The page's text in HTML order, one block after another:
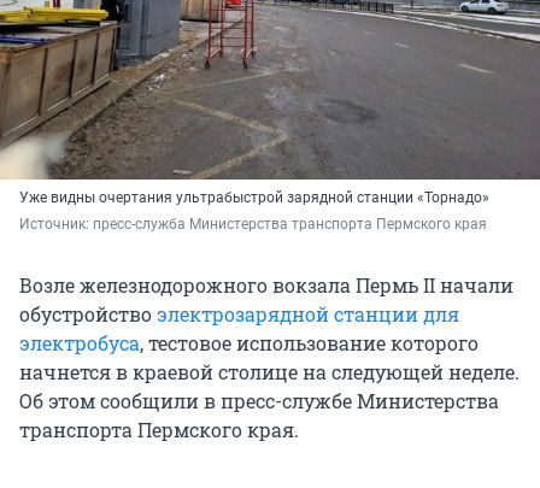
Уже видны очертания ультрабыстрой зарядной станции «Торнадо»
Источник: пресс-служба Министерства транспорта Пермского края
Возле железнодорожного вокзала Пермь II начали
обустройствоэлектрозарядной станции для
электробуса, тестовое использование которого
начнется в краевой столице на следующей неделе.
Об этом сообщили в пресс-службе Министерства
транспорта Пермского края.